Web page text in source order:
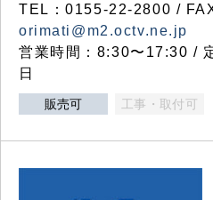
TEL：0155-22-2800 /
orimati@m2.octv.ne.jp
営業時間：8:30〜17:30 /
日
販売可 工事・取付可